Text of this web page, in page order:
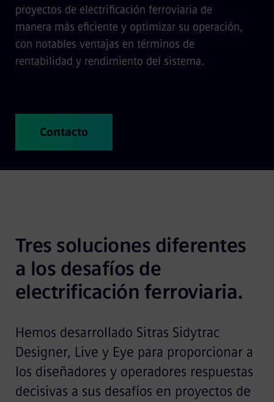
proyectos de electrificación ferroviaria de
manera más eficiente y optimizar su operación,
con notables ventajas en términos de
rentabilidad y rendimiento del sistema.
Contacto
Tres soluciones diferentes
a los desafíos de
electrificación ferroviaria.
Hemos desarrollado Sitras Sidytrac
Designer, Live y Eye para proporcionar a
los diseñadores y operadores respuestas
decisivas a sus desafíos en proyectos de